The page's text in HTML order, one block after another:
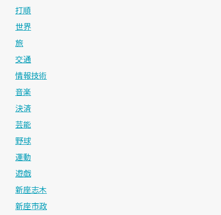
打順
世界
旅
交通
情報技術
音楽
決済
芸能
野球
運動
遊戯
新座志木
新座市政